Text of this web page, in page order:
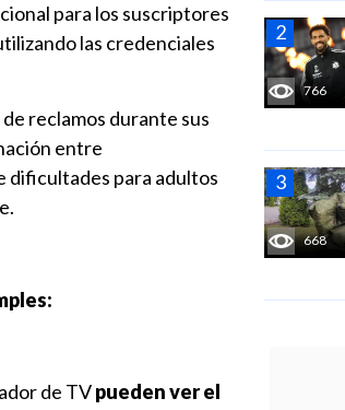
766
668
para los suscriptores
las credenciales
reclamos durante sus
entre
dificultades para adultos
de TVpueden ver el